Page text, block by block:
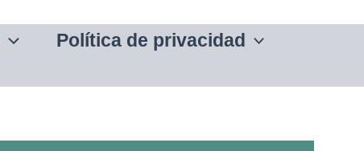
Política de privacidad